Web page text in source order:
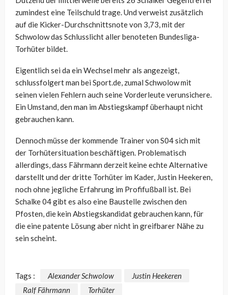
zumindest eine Teilschuld trage. Und verweist zusätzlich
auf die Kicker-Durchschnittsnote von 3,73, mit der
Schwolow das Schlusslicht aller benoteten Bundesliga-
Torhüter bildet.
Eigentlich sei da ein Wechsel mehr als angezeigt,
schlussfolgert man bei Sport.de, zumal Schwolow mit
seinen vielen Fehlern auch seine Vorderleute verunsichere.
Ein Umstand, den man im Abstiegskampf überhaupt nicht
gebrauchen kann.
Dennoch müsse der kommende Trainer von S04 sich mit
der Torhütersituation beschäftigen. Problematisch
allerdings, dass Fährmann derzeit keine echte Alternative
darstellt und der dritte Torhüter im Kader, Justin Heekeren,
noch ohne jegliche Erfahrung im Profifußball ist. Bei
Schalke 04 gibt es also eine Baustelle zwischen den
Pfosten, die kein Abstiegskandidat gebrauchen kann, für
die eine patente Lösung aber nicht in greifbarer Nähe zu
sein scheint.
Tags : Alexander Schwolow
Justin Heekeren
Ralf Fährmann
Torhüter